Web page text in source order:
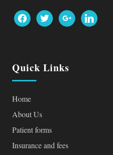
facebooktwitter googlelinkedin
Quick Links
Home
About Us
Patient forms
Insurance and fees